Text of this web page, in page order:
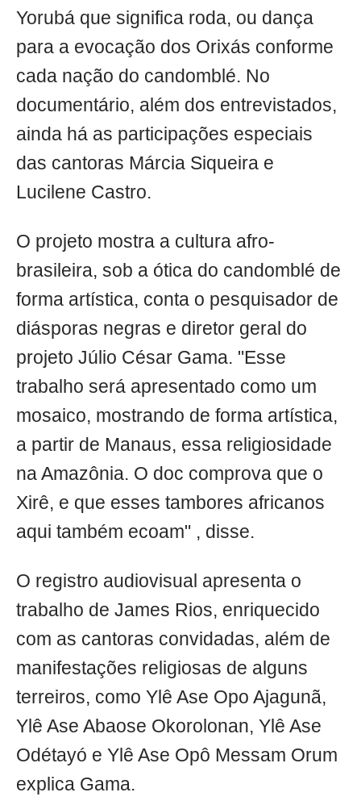
Yorubá que significa roda, ou dança
para a evocação dos Orixás conforme
cada nação do candomblé. No
documentário, além dos entrevistados,
ainda há as participações especiais
das cantoras Márcia Siqueira e
Lucilene Castro.
O projeto mostra a cultura afro-
brasileira, sob a ótica do candomblé de
forma artística, conta o pesquisador de
diásporas negras e diretor geral do
projeto Júlio César Gama. "Esse
trabalho será apresentado como um
mosaico, mostrando de forma artística,
a partir de Manaus, essa religiosidade
na Amazônia. O doc comprova que o
Xirê, e que esses tambores africanos
aqui também ecoam" , disse.
O registro audiovisual apresenta o
trabalho de James Rios, enriquecido
com as cantoras convidadas, além de
manifestações religiosas de alguns
terreiros, como Ylê Ase Opo Ajagunã,
Ylê Ase Abaose Okorolonan, Ylê Ase
Odétayó e Ylê Ase Opô Messam Orum
explica Gama.